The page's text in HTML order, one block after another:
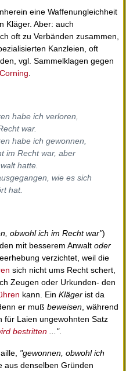
eine Waffenungleichheit
Kläger. Aber: auch
oft zu Verbänden zusammen,
Kanzleien, oft
vgl. Sammelklagen gegen
.
habe ich verloren,
war.
habe ich gewonnen,
im Recht war, aber
hatte.
wie es sich
hat.
obwohl ich im Recht war")
mit besserem Anwalt oder
verzichtet, weil die
sich nicht ums Recht schert,
Zeugen oder Urkunden- den
kann. Ein Kläger ist da
er muß beweisen, während
für Laien ungewohnten Satz
bestritten ...".
"gewonnen, obwohl ich
aus denselben Gründen